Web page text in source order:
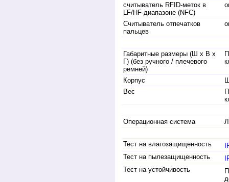
считыватель RFID-меток в
LF/HF-диапазоне (NFC)
Считыватель отпечатков
пальцев
Габаритные размеры (Ш х В х
Г) (без ручного / плечевого
ремней)
Корпус
Вес
Операционная система
Тест на влагозащищенность
Тест на пылезащищенность
Тест на устойчивость